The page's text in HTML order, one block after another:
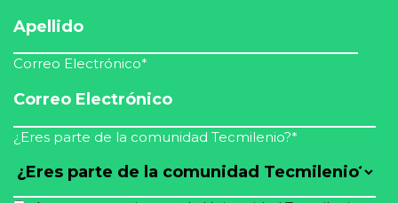
Correo Electrónico*
¿Eres parte de la comunidad Tecmilenio?*